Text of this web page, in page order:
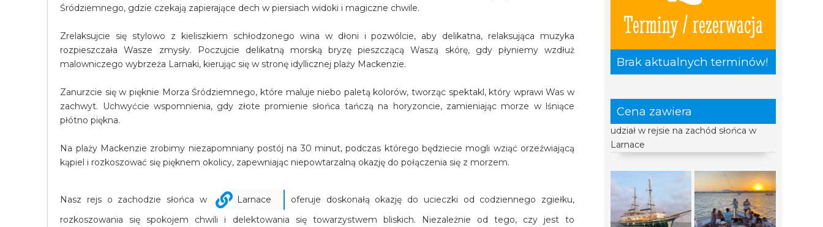
Terminy / rezerwacja
Brak aktualnych terminów!
Cena zawiera
udział w rejsie na zachód słońca w
Larnace
Śródziemnego, gdzie czekają zapierające dech w piersiach widoki i magiczne chwile.
Zrelaksujcie się stylowo z kieliszkiem schłodzonego wina w dłoni i pozwólcie, aby delikatna, relaksująca muzyka
rozpieszczała Wasze zmysły. Poczujcie delikatną morską bryzę pieszczącą Waszą skórę, gdy płyniemy wzdłuż
malowniczego wybrzeża Larnaki, kierując się w stronę idyllicznej plaży Mackenzie.
Zanurzcie się w pięknie Morza Śródziemnego, które maluje niebo paletą kolorów, tworząc spektakl, który wprawi Was w
zachwyt. Uchwyćcie wspomnienia, gdy złote promienie słońca tańczą na horyzoncie, zamieniając morze w lśniące
płótno piękna.
Na plaży Mackenzie zrobimy niezapomniany postój na 30 minut, podczas którego będziecie mogli wziąć orzeźwiającą
kąpiel i rozkoszować się pięknem okolicy, zapewniając niepowtarzalną okazję do połączenia się z morzem.
Nasz rejs o zachodzie słońca w Larnace
oferuje doskonałą okazję do ucieczki od codziennego zgiełku,
rozkoszowania się spokojem chwili i delektowania się towarzystwem bliskich. Niezależnie od tego, czy jest to